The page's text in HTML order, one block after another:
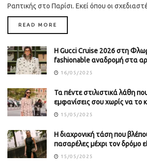
Ραπτικής στο Παρίσι. Εκεί όπου οι
READ MORE
Η Gucci Cruise 2026 στη
fashionable αναδρομή στα
16/05/2025
Τα πέντε στιλιστικά λάθη
εμφανίσεις σου χωρίς να το
15/05/2025
Η διαχρονική τάση που
πασαρέλες μέχρι τον δρόμο
15/05/2025